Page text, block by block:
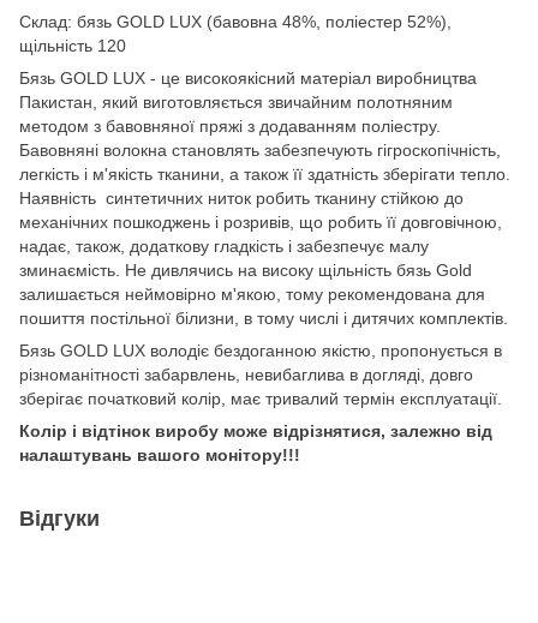
Склад: бязь GOLD LUX (бавовна 48%, поліестер 52%),
щільність 120
Бязь GOLD LUX - це високоякісний матеріал виробництва
Пакистан, який виготовляється звичайним полотняним
методом з бавовняної пряжі з додаванням поліестру.
Бавовняні волокна становлять забезпечують гігроскопічність,
легкість і м'якість тканини, а також її здатність зберігати тепло.
Наявність синтетичних ниток робить тканину стійкою до
механічних пошкоджень і розривів, що робить її довговічною,
надає, також, додаткову гладкість і забезпечує малу
зминаємість. Не дивлячись на високу щільність бязь Gold
залишається неймовірно м'якою, тому рекомендована для
пошиття постільної білизни, в тому числі і дитячих комплектів.
Бязь GOLD LUX володіє бездоганною якістю, пропонується в
різноманітності забарвлень, невибаглива в догляді, довго
зберігає початковий колір, має тривалий термін експлуатації.
Колір і відтінок виробу може відрізнятися, залежно від
налаштувань вашого монітору!!!
Відгуки